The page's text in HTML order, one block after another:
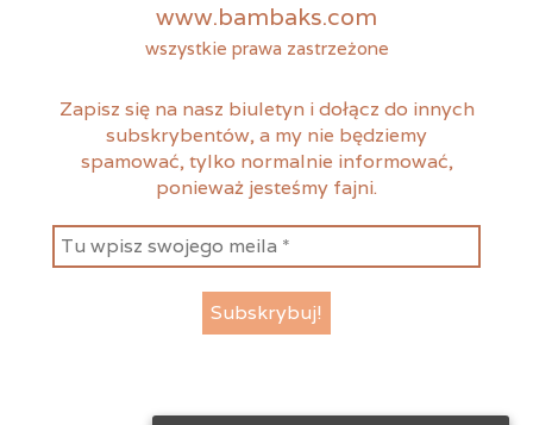
www.bambaks.com
wszystkie prawa zastrzeżone
Zapisz się na nasz biuletyn i dołącz do innych
subskrybentów, a my nie będziemy
spamować, tylko normalnie informować,
ponieważ jesteśmy fajni.